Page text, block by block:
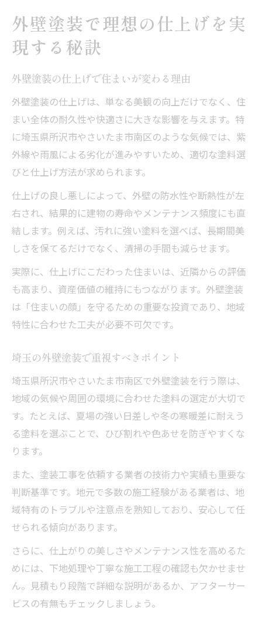
外壁塗装で美しい住まいを維持する秘訣
仕上げで変わる外壁塗装の印象とは
外壁塗装仕上げの色選びとポイント解説
埼玉の外壁塗装で住宅価値を高める方法
外壁塗装の仕上がりが暮らしに与える影響
仕上げ重視なら外壁塗装の基礎を知ろう
外壁塗装の基礎知識と仕上げの関係性
仕上げ重視の外壁塗装に必要な準備とは
外壁塗装の工程別仕上げの違いを解説
外壁塗装で失敗しない基礎の押さえ方
埼玉の外壁塗装で基礎を見直す重要性
後悔しない外壁塗装の進め方とは
外壁塗装の段取りと仕上げ成功の秘訣
後悔しない外壁塗装業者の選び方とは
外壁塗装の仕上げで重視したい注意点
外壁塗装の見積もり比較と仕上げの違い
地域の気候に合う外壁塗装選びのポイント
地域気候に適した外壁塗装の仕上げ方
埼玉で選ぶ外壁塗装の塗料と仕上げの特徴
気候別に見る外壁塗装仕上げの選択基準
外壁塗装の耐久性を高めるポイントとは
外壁塗装で長持ちする家を手に入れるコツ
外壁塗装の仕上げで長持ち住宅を実現
耐久性重視の外壁塗装仕上げポイント
外壁塗装で家を守るための秘訣とは
外壁塗装仕上げで住まいを強くする方法
埼玉で外壁塗装の長所を引き出す工夫
外壁塗装で理想の仕上げを実
現する秘訣
外壁塗装の仕上げで住まいが変わる理由
外壁塗装の仕上げは、単なる美観の向上だけでなく、住
まい全体の耐久性や快適さに大きな影響を与えます。特
に埼玉県所沢市やさいたま市南区のような気候では、紫
外線や雨風による劣化が進みやすいため、適切な塗料選
びと仕上げ方法が求められます。
仕上げの良し悪しによって、外壁の防水性や断熱性が左
右され、結果的に建物の寿命やメンテナンス頻度にも直
結します。例えば、汚れに強い塗料を選べば、長期間美
しさを保てるだけでなく、清掃の手間も減らせます。
実際に、仕上げにこだわった住まいは、近隣からの評価
も高まり、資産価値の維持にもつながります。外壁塗装
は「住まいの顔」を守るための重要な投資であり、地域
特性に合わせた工夫が必要不可欠です。
埼玉の外壁塗装で重視すべきポイント
埼玉県所沢市やさいたま市南区で外壁塗装を行う際は、
地域の気候や周囲の環境に合わせた塗料の選定が大切で
す。たとえば、夏場の強い日差しや冬の寒暖差に耐えう
る塗料を選ぶことで、ひび割れや色あせを防ぎやすくな
ります。
また、塗装工事を依頼する業者の技術力や実績も重要な
判断基準です。地元で多数の施工経験がある業者は、地
域特有のトラブルや注意点を熟知しており、安心して任
せられる傾向があります。
さらに、仕上がりの美しさやメンテナンス性を高めるた
めには、下地処理や丁寧な施工工程の確認も欠かせませ
ん。見積もり段階で詳細な説明があるか、アフターサー
ビスの有無もチェックしましょう。